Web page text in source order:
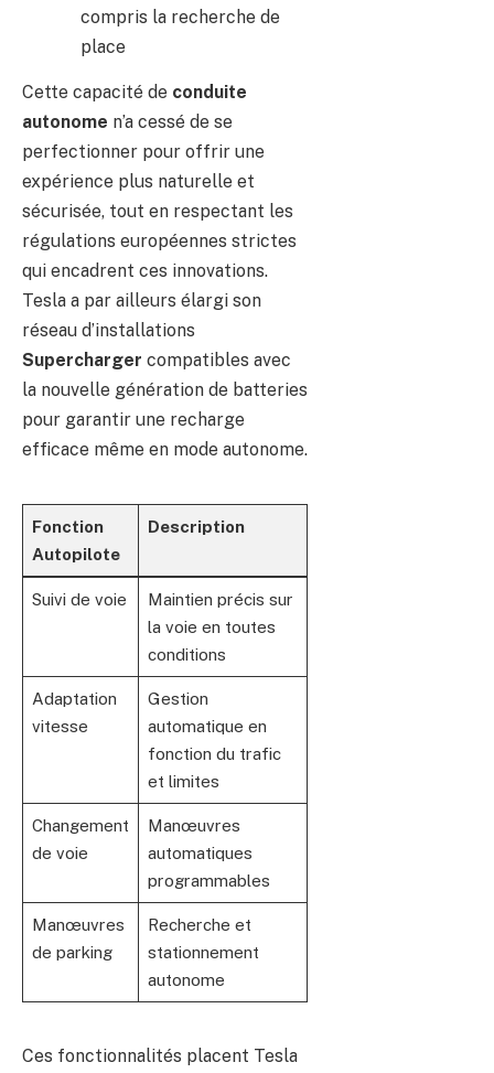
compris la recherche de
place
Cette capacité de conduite
autonome n’a cessé de se
perfectionner pour offrir une
expérience plus naturelle et
sécurisée, tout en respectant les
régulations européennes strictes
qui encadrent ces innovations.
Tesla a par ailleurs élargi son
réseau d’installations
Supercharger compatibles avec
la nouvelle génération de batteries
pour garantir une recharge
efficace même en mode autonome.
Fonction
Autopilote
Description
Suivi de voie
Maintien précis sur
la voie en toutes
conditions
Adaptation
vitesse
Gestion
automatique en
fonction du trafic
et limites
Changement
de voie
Manœuvres
automatiques
programmables
Manœuvres
de parking
Recherche et
stationnement
autonome
Ces fonctionnalités placent Tesla